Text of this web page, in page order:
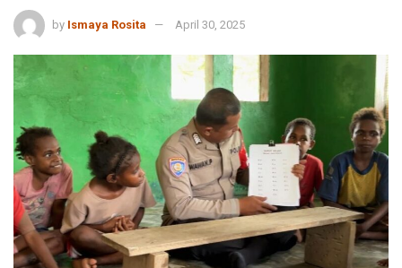
by Ismaya Rosita April 30, 2025